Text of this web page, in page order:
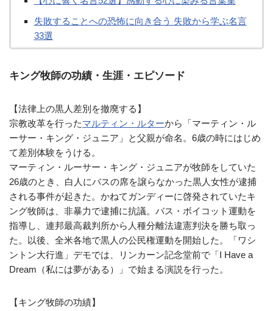
失敗することへの恐怖に向き合う 失敗から学ぶ名言
33選
キング牧師の功績・生涯・エピソード
【法律上の黒人差別を撤廃する】
宗教改革を行ったマルティン・ルターから「マーティン・ル
ーサー・キング・ジュニア」と父親が命名。6歳の時にはじめ
て差別体験をうける。
マーティン・ルーサー・キング・ジュニアが牧師をしていた
26歳のとき、白人にバスの席を譲らなかった黒人女性が逮捕
される事件が起きた。かねてガンディーに啓発されていたキ
ング牧師は、非暴力で逮捕に抗議。バス・ボイコット運動を
指導し、連邦最高裁判所から人種分離法違憲判決を勝ち取っ
た。以後、全米各地で黒人の公民権運動を開始した。「ワシ
ントン大行進」デモでは、リンカーン記念堂前で「I Have a
Dream（私には夢がある）」で始まる演説を行った。
【キング牧師の功績】